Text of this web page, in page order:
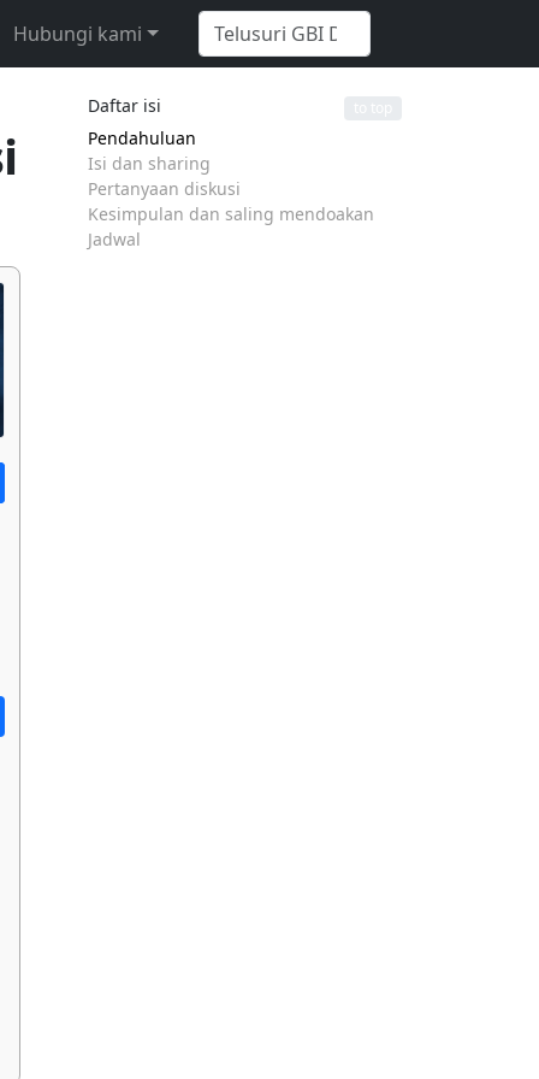
Hubungi kami
Daftar isi
Pendahuluan
Isi dan sharing
Pertanyaan diskusi
Kesimpulan dan saling mendoakan
Jadwal